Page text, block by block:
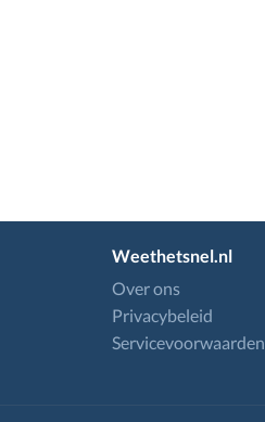
Weethetsnel.nl
Over ons
Privacybeleid
Servicevoorwaarden